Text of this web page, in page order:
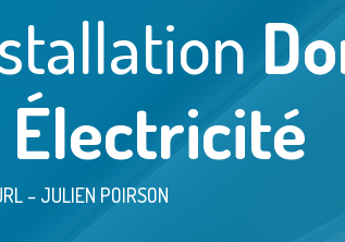
Électricité
– JULIEN POIRSON